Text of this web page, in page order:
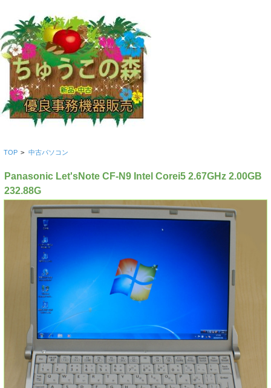
TOP > 中古パソコン
Panasonic Let'sNote CF-N9 Intel Corei5 2.67GHz 2.00GB
232.88G